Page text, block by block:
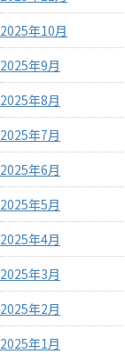
2025年10月
2025年9月
2025年8月
2025年7月
2025年6月
2025年5月
2025年4月
2025年3月
2025年2月
2025年1月